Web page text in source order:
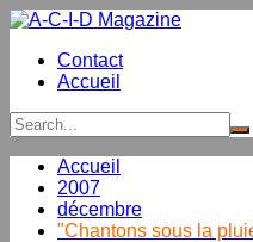
Aller
contenuContact
Accueil
Accueil
2007
décembre
"Chantons sous la